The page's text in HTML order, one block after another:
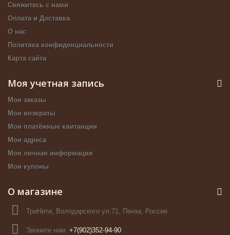
Свяжитесь с нами
Оплата и Доставка
О нас
Политика конфиденциальности
Карта сайта
Моя учетная запись
Мои заказы
Мои возвраты
Мои платёжные квитанции
Мои адреса
Моя личная информация
Мои купоны
О магазине
ТриНити, Володарского ул.71, Пенза, Россия
Звоните нам: +7(902)352-94-90